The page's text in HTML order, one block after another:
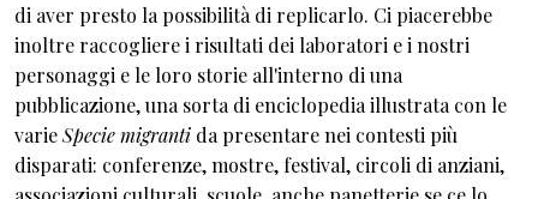
di aver presto la possibilità di replicarlo. Ci piacerebbe
inoltre raccogliere i risultati dei laboratori e i nostri
personaggi e le loro storie all'interno di una
pubblicazione, una sorta di enciclopedia illustrata con le
varieSpecie migranti da presentare nei contesti più
disparati: conferenze, mostre, festival, circoli di anziani,